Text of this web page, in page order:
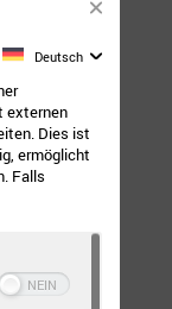
sowie deren
werte- und
die Kraft und
trägt. Jeder
Wir
sowie
zu Ihren
Deutsch
externen
Dies ist
ermöglicht
Falls